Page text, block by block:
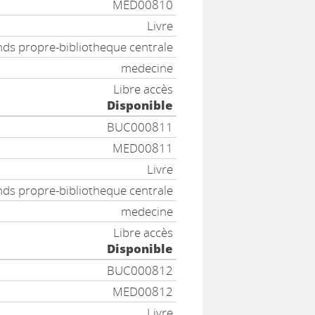
MED00810
Livre
propre-bibliotheque centrale
medecine
Libre accès
Disponible
BUC000811
MED00811
Livre
propre-bibliotheque centrale
medecine
Libre accès
Disponible
BUC000812
MED00812